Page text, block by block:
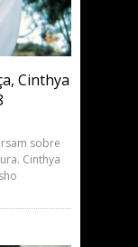
Cinthya
sobre
Cinthya